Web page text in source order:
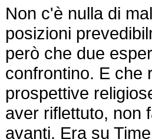
Non c'è nulla di
posizioni
però che due
confrontino. E che
prospettive
aver riflettuto, non
avanti. Era su